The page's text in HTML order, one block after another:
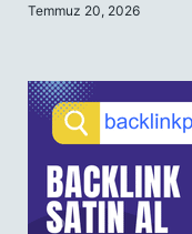
Temmuz 20, 2026